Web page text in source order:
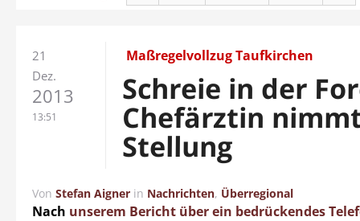
21
Dez.
2013
13:51
Maßregelvollzug Taufkirchen
Schreie in der
Chefärztin
Stellung
Von Stefan Aigner in Nachrichten, Überregional
Nach unserem Bericht über ein bedrückendes